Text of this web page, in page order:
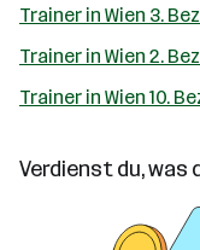
Trainer in Wien 3.
Trainer in Wien 2.
Trainer in Wien 10.
Verdienst du, was